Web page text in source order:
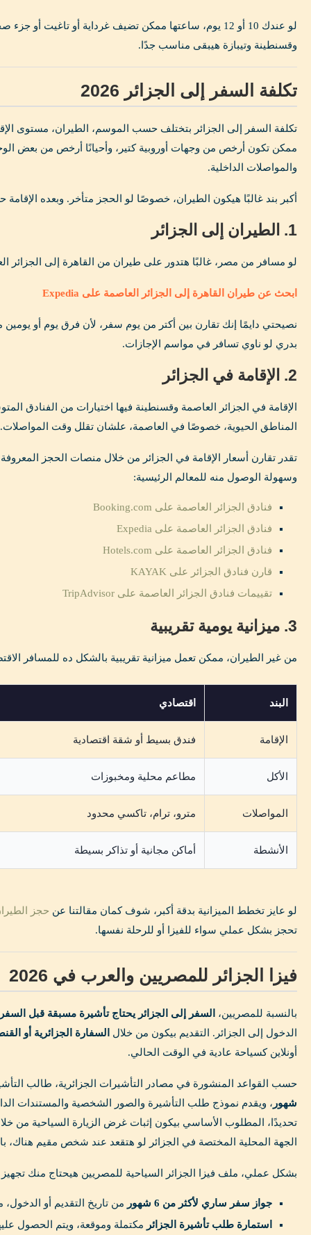
لو عندك 10 أو 12 يوم، ساعتها ممكن تضيف غرداية أو
وقسنطينة وتيبازة هيبقى مناسب جدًا.
تكلفة السفر إلى الجزائر 2026
تكلفة السفر إلى الجزائر بتختلف حسب الموسم، الطيران، مستوى
ممكن تكون أرخص من وجهات أوروبية كتير، وأحيانًا أرخص من بعض
والمواصلات الداخلية.
أكبر بند غالبًا هيكون الطيران، خصوصًا لو الحجز متأخر. وبعده
1. الطيران إلى الجزائر
لو مسافر من مصر، غالبًا هتدور على طيران من القاهرة إلى الجزائر
ابحث عن طيران القاهرة إلى الجزائر العاصمة على Expedia
نصيحتي دايمًا إنك تقارن بين أكتر من يوم سفر، لأن فرق يوم أو
بدري لو ناوي تسافر في مواسم الإجازات.
2. الإقامة في الجزائر
الإقامة في الجزائر العاصمة وقسنطينة فيها اختيارات من الفنادق
المناطق الحيوية، خصوصًا في العاصمة، علشان تقلل وقت المواصلات.
تقدر تقارن أسعار الإقامة في الجزائر من خلال منصات الحجز
وسهولة الوصول منه للمعالم الرئيسية:
فنادق الجزائر العاصمة على Booking.com
فنادق الجزائر العاصمة على Expedia
فنادق الجزائر العاصمة على Hotels.com
قارن فنادق الجزائر على KAYAK
تقييمات فنادق الجزائر العاصمة على TripAdvisor
3. ميزانية يومية تقريبية
من غير الطيران، ممكن تعمل ميزانية تقريبية بالشكل ده للمسافر
البند اقتصادي
الإقامة فندق بسيط أو شقة اقتصادية
الأكل مطاعم محلية ومخبوزات
المواصلات مترو، ترام، تاكسي محدود
الأنشطة أماكن مجانية أو تذاكر بسيطة
لو عايز تخطط الميزانية بدقة أكبر، شوف كمان مقالتنا عن حجز الطيران
تحجز بشكل عملي سواء للفيزا أو للرحلة نفسها.
فيزا الجزائر للمصريين والعرب في 2026
بالنسبة للمصريين،
السفر إلى الجزائر يحتاج تأشيرة مسبقة قبل السفر
الدخول إلى الجزائر. التقديم بيكون من خلال
السفارة الجزائرية أو
أونلاين كسياحة عادية في الوقت الحالي.
حسب القواعد المنشورة في مصادر التأشيرات الجزائرية، طالب
شهور ، ويقدم نموذج طلب التأشيرة والصور الشخصية والمستندات
تحديدًا، المطلوب الأساسي بيكون إثبات غرض الزيارة السياحية من
الجهة المحلية المختصة في الجزائر لو هتقعد عند شخص مقيم هناك،
بشكل عملي، ملف فيزا الجزائر السياحية للمصريين هيحتاج منك تجهيز
جواز سفر ساري لأكثر من 6 شهور
من تاريخ التقديم أو
استمارة طلب تأشيرة الجزائر مكتملة وموقعة، ويتم الحصول